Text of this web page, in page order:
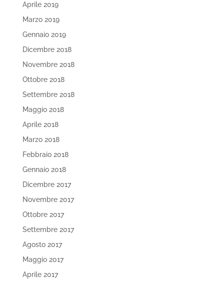
Aprile 2019
Marzo 2019
Gennaio 2019
Dicembre 2018
Novembre 2018
Ottobre 2018
Settembre 2018
Maggio 2018
Aprile 2018
Marzo 2018
Febbraio 2018
Gennaio 2018
Dicembre 2017
Novembre 2017
Ottobre 2017
Settembre 2017
Agosto 2017
Maggio 2017
Aprile 2017